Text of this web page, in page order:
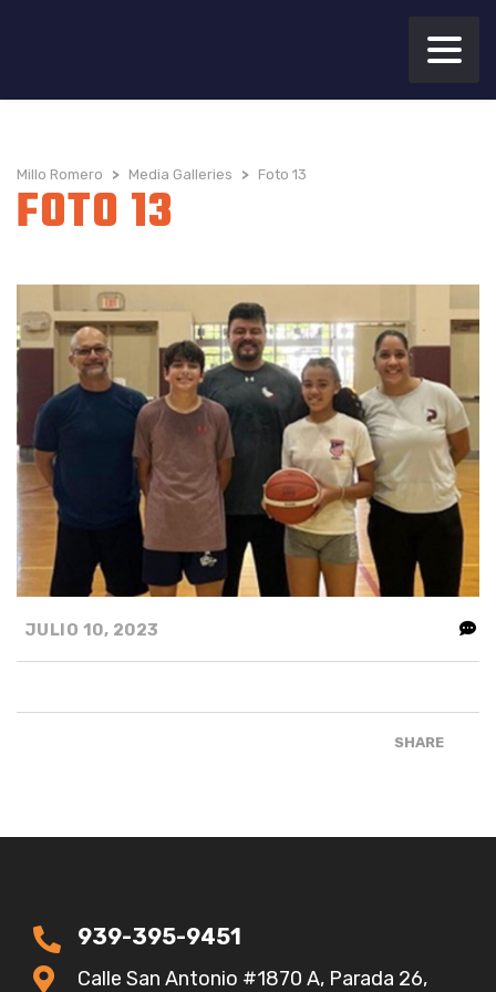
Millo Romero > Media Galleries > Foto 13
FOTO 13
JULIO 10, 2023
SHARE
939-395-9451
Calle San Antonio #1870 A, Parada 26,